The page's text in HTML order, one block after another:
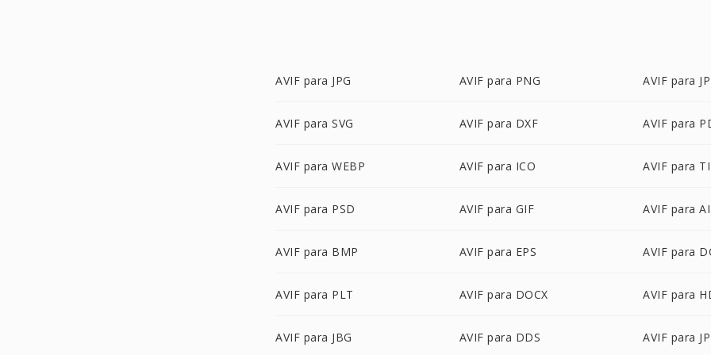
AVIF para JPG AVIF para PNG AVIF para
AVIF para SVG AVIF para DXF AVIF para
AVIF para WEBP AVIF para ICO AVIF para
AVIF para PSD AVIF para GIF AVIF para AI
AVIF para BMP AVIF para EPS AVIF para
AVIF para PLT AVIF para DOCX AVIF para
AVIF para JBG AVIF para DDS AVIF para